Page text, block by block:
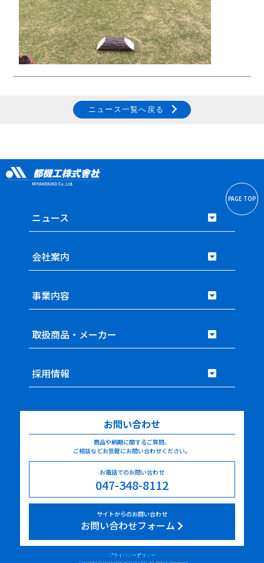
ニュース一覧へ戻る
PAGE TOP
ニュース
会社案内
事業内容
取扱商品・メーカー
採用情報
お問い合わせ
商品や納期に関するご質問、
ご相談などお気軽にお問い合わせください。
お電話でのお問い合わせ
047-348-8112
サイトからのお問い合わせ
お問い合わせフォーム
プライバシーポリシー